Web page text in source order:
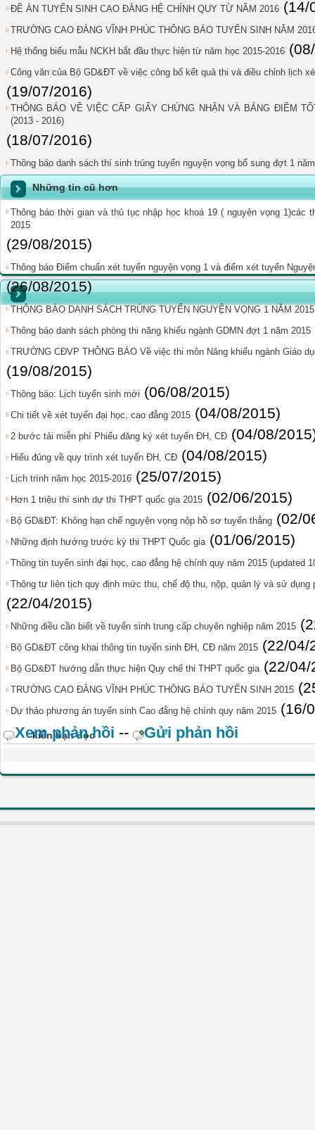
ĐỀ ÁN TUYỂN SINH CAO ĐẲNG HỆ CHÍNH QUY TỪ NĂM 2016 (14/
TRƯỜNG CAO ĐẲNG VĨNH PHÚC THÔNG BÁO TUYỂN SINH NĂM
Hệ thống biểu mẫu NCKH bắt đầu thực hiện từ năm học 2015-2016
Công văn của Bộ GD&ĐT về việc công bố kết quả thi và điều chỉnh lịch
(19/07/2016)
THÔNG BÁO VỀ VIỆC CẤP GIẤY CHỨNG NHẬN VÀ BẢNG ĐIỂM
(2013 - 2016)
(18/07/2016)
Thông báo danh sách thí sinh trúng tuyển nguyện vọng bổ sung đợt 1
Những tin cũ hơn
Thông báo thời gian và thủ tục nhập học khoá 19 ( nguyện vọng 1)các
2015
(29/08/2015)
Thông báo Điểm chuẩn xét tuyển nguyện vọng 1 và điểm xét tuyển
(26/08/2015)
THÔNG BÁO DANH SÁCH TRÚNG TUYỂN NGUYỆN VỌNG 1 NĂM 2015
Thông báo danh sách phòng thi năng khiếu ngành GDMN đợt 1 năm 2015
TRƯỜNG CĐVP THÔNG BÁO Về việc thi môn Năng khiếu ngành Giáo
(19/08/2015)
Thông báo: Lịch tuyển sinh mới (06/08/2015)
Chi tiết về xét tuyển đại học, cao đẳng 2015 (04/08/2015)
2 bước tải miễn phí Phiếu đăng ký xét tuyển ĐH, CĐ (04/08/
Hiểu đúng về quy trình xét tuyển ĐH, CĐ (04/08/2015)
Lịch trình năm học 2015-2016 (25/07/2015)
Hơn 1 triệu thí sinh dự thi THPT quốc gia 2015 (02/06/2015)
Bộ GD&ĐT: Không hạn chế nguyện vọng nộp hồ sơ tuyển thẳng (02/
Những định hướng trước kỳ thi THPT Quốc gia (01/06/2015)
Thông tin tuyển sinh đại học, cao đẳng hệ chính quy năm 2015 (updated
Thông tư liên tịch quy định mức thu, chế độ thu, nộp, quản lý và sử
(22/04/2015)
Những điều cần biết về tuyển sinh trung cấp chuyên nghiệp năm 2015
Bộ GD&ĐT công khai thông tin tuyển sinh ĐH, CĐ năm 2015 (22/04/
Bộ GD&ĐT hướng dẫn thực hiện Quy chế thi THPT quốc gia (22/04/
TRƯỜNG CAO ĐẲNG VĨNH PHÚC THÔNG BÁO TUYỂN SINH 2015
Dự thảo phương án tuyển sinh Cao đẳng hệ chính quy năm 2015 (16/
kiến bạn đọc
Xem phản hồi -- Gửi phản hồi